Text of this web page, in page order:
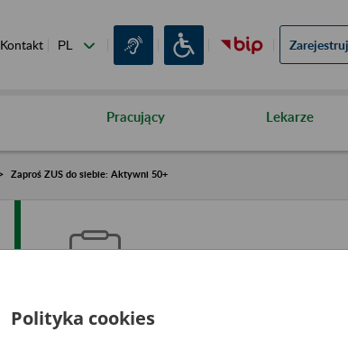
Kontakt
Pracujący Lekarze
Zaproś ZUS do siebie: Aktywni 50+
Zaproś ZUS do
Polityka cookies